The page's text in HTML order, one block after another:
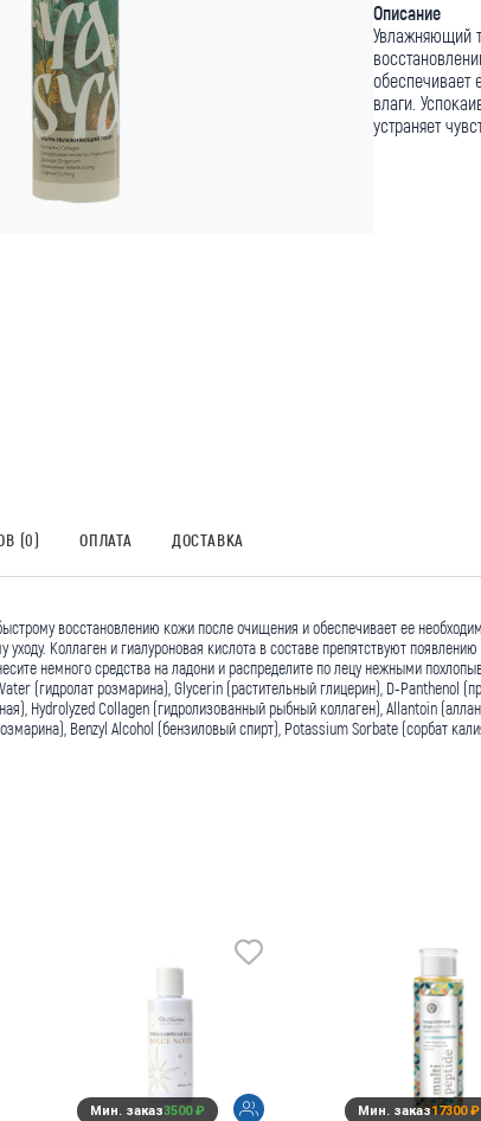
Описание
Увлажняющий
обеспечивает
влаги.
устраняет
(0) ОПЛАТА ДОСТАВКА
восстановлению кожи после очищения и обеспечивает ее
уходу. Коллаген и гиалуроновая кислота в составе препятствуют
немного средства на ладони и распределите по лецу нежными
(гидролат розмарина), Glycerin (растительный глицерин), D-Panthenol
Hydrolyzed Collagen (гидролизованный рыбный коллаген), Allantoin
Benzyl Alcohol (бензиловый спирт), Potassium Sorbate (сорбат
Мин. заказ3500 ₽ Мин. заказ17300 ₽